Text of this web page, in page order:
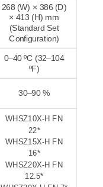
268 (W) × 386 (D)
× 413 (H) mm
(Standard Set
Configuration)
0–40 ºC (32–104
ºF)
30–90 %
WHSZ10X-H FN
22*
WHSZ15X-H FN
16*
WHSZ20X-H FN
12.5*